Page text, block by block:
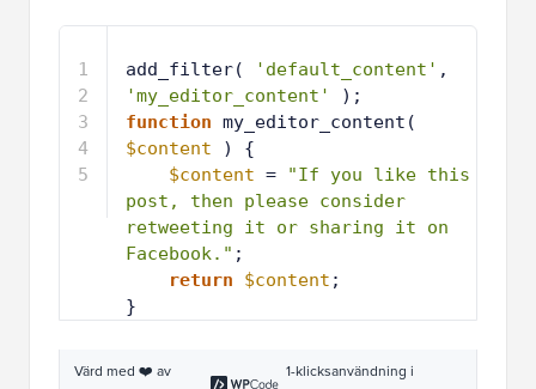
1
2
3
add_filter( 'default_content'
'my_editor_content'
);
function
$content
) {
$content =
"If you like this
post, then please consider
retweeting it or sharing it on
Facebook." ;
return
$content ;
}
Värd med ❤️ av
1-klicksanvändning i